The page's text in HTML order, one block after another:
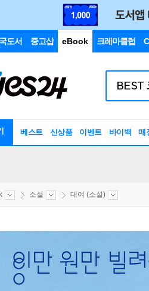
도서 중고샵 eBook 크레마클럽
베스트 신상품 이벤트 바이백 매
소설 대여 (소설)